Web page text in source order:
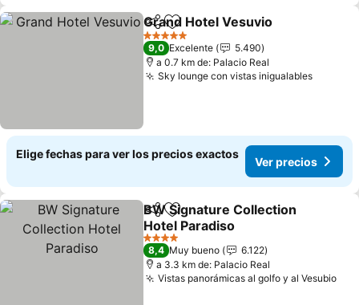
CompartirAgregar a favoritos
Grand Hotel Vesuvio
5 Estrellas
9,0 Excelente
5.490
a 0.7 km de: Palacio Real
Sky lounge con vistas inigualablesVer
Elige fechas para ver los precios exactos
Ver precios
CompartirAgregar a favoritos
BW Signature Collection
Hotel Paradiso
Ver precios
4 Estrellas
8,4 Muy bueno
6.122
a 3.3 km de: Palacio Real
Vistas panorámicas al golfo y al Vesubio